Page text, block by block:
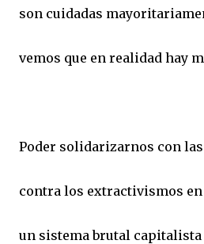
son cuidadas
vemos que en realidad hay
Poder solidarizarnos con
contra los extractivismos
un sistema brutal capitalista